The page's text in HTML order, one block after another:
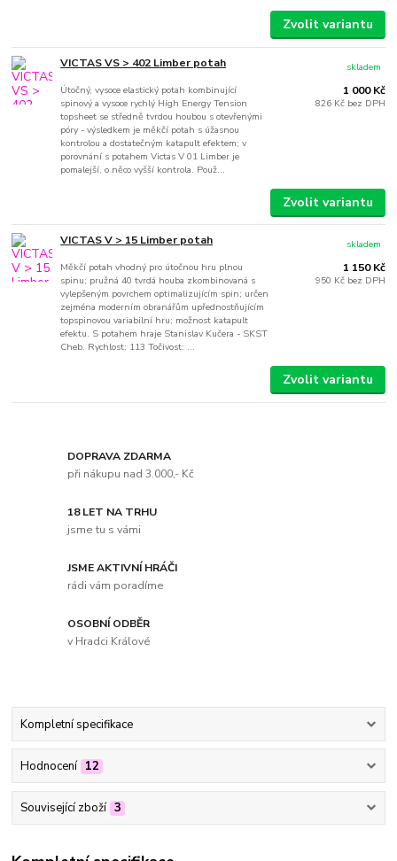
Zvolit variantu
VICTAS VS > 402 Limber potah
Útočný, vysoce elastický potah kombinující
spinový a vysoce rychlý High Energy Tension
topsheet se středně tvrdou houbou s otevřenými
póry - výsledkem je měkčí potah s úžasnou
kontrolou a dostatečným katapult efektem; v
porovnání s potahem Victas V 01 Limber je
pomalejší, o něco vyšší kontrola. Použ...
1 000 Kč
826 Kč bez DPH
skladem
Zvolit variantu
VICTAS V > 15 Limber potah
Měkčí potah vhodný pro útočnou hru plnou
spinu; pružná 40 tvrdá houba zkombinovaná s
vylepšeným povrchem optimalizujícím spin; určen
zejména moderním obranářům upřednostňujícím
topspinovou variabilní hru; možnost katapult
efektu. S potahem hraje Stanislav Kučera - SKST
Cheb. Rychlost: 113 Točivost: ...
1 150 Kč
950 Kč bez DPH
skladem
Zvolit variantu
DOPRAVA ZDARMA
při nákupu nad 3.000,- Kč
18 LET NA TRHU
jsme tu s vámi
JSME AKTIVNÍ HRÁČI
rádi vám poradíme
OSOBNÍ ODBĚR
v Hradci Králové
Kompletní specifikace
Hodnocení 12
Související zboží 3